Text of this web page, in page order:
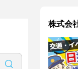
株式会